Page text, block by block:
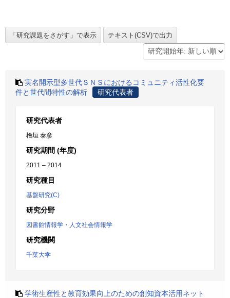
実名開示型多世代ＳＮＳにおけるコミュニティ活性化要
件と世代間特性の解析
研究代表者
研究代表者
檜垣 泰彦
研究期間 (年度)
2011 – 2014
研究種目
基盤研究(C)
研究分野
図書館情報学・人文社会情報学
研究機関
千葉大学
学術生産性と教育効果向上のための創知資本活用ネット